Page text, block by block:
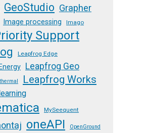
GeoStudio Grapher
Image processing Imago
Support
Leapfrog Edge
Leapfrog Geo
Leapfrog Works
MySeequent
oneAPI OpenGround